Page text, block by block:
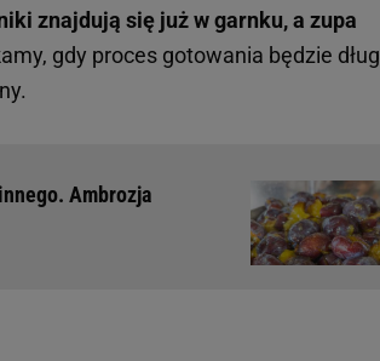
znajdują się już w garnku, a zupa
gdy proces gotowania będzie
Ambrozja